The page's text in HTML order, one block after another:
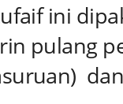
m
ini
pulang